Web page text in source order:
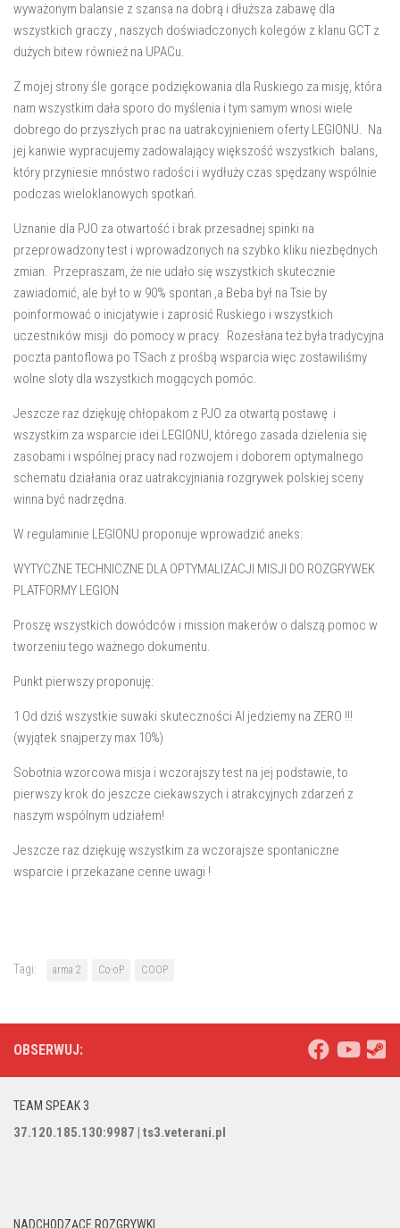
wyważonym balansie z szansa na dobrą i dłuższa zabawę dla
wszystkich graczy , naszych doświadczonych kolegów z klanu GCT z
dużych bitew również na UPACu.
Z mojej strony śle gorące podziękowania dla Ruskiego za misję, która
nam wszystkim dała sporo do myślenia i tym samym wnosi wiele
dobrego do przyszłych prac na uatrakcyjnieniem oferty LEGIONU. Na
jej kanwie wypracujemy zadowalający większość wszystkich balans,
który przyniesie mnóstwo radości i wydłuży czas spędzany wspólnie
podczas wieloklanowych spotkań.
Uznanie dla PJO za otwartość i brak przesadnej spinki na
przeprowadzony test i wprowadzonych na szybko kliku niezbędnych
zmian. Przepraszam, że nie udało się wszystkich skutecznie
zawiadomić, ale był to w 90% spontan ,a Beba był na Tsie by
poinformować o inicjatywie i zaprosić Ruskiego i wszystkich
uczestników misji do pomocy w pracy. Rozesłana też była tradycyjna
poczta pantoflowa po TSach z prośbą wsparcia więc zostawiliśmy
wolne sloty dla wszystkich mogących pomóc.
Jeszcze raz dziękuję chłopakom z PJO za otwartą postawę i
wszystkim za wsparcie idei LEGIONU, którego zasada dzielenia się
zasobami i wspólnej pracy nad rozwojem i doborem optymalnego
schematu działania oraz uatrakcyjniania rozgrywek polskiej sceny
winna być nadrzędna.
W regulaminie LEGIONU proponuje wprowadzić aneks:
WYTYCZNE TECHNICZNE DLA OPTYMALIZACJI MISJI DO ROZGRYWEK
PLATFORMY LEGION
Proszę wszystkich dowódców i mission makerów o dalszą pomoc w
tworzeniu tego ważnego dokumentu.
Punkt pierwszy proponuję:
1 Od dziś wszystkie suwaki skuteczności AI jedziemy na ZERO !!!
(wyjątek snajperzy max 10%)
Sobotnia wzorcowa misja i wczorajszy test na jej podstawie, to
pierwszy krok do jeszcze ciekawszych i atrakcyjnych zdarzeń z
naszym wspólnym udziałem!
Jeszcze raz dziękuję wszystkim za wczorajsze spontaniczne
wsparcie i przekazane cenne uwagi !
Tagi: arma 2 Co-oP COOP
OBSERWUJ:
TEAM SPEAK 3
37.120.185.130:9987 | ts3.veterani.pl
NADCHODZĄCE ROZGRYWKI